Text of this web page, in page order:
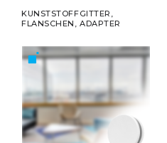
KUNSTSTOFFGITTER,
FLANSCHEN, ADAPTER